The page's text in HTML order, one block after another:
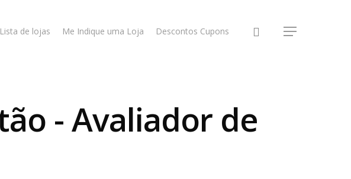
Lista de lojas Me Indique uma Loja Descontos Cupons
- Avaliador de